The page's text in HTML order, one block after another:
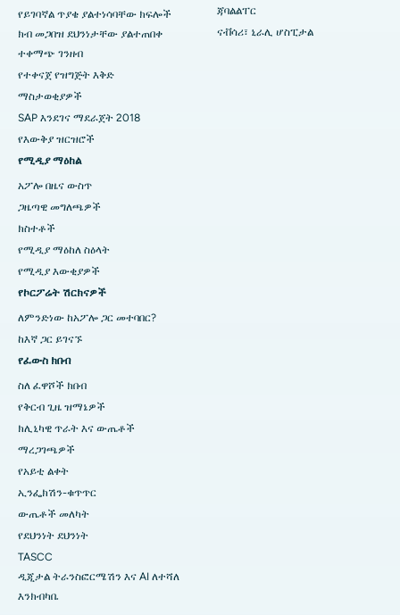
የይገባኛል ጥያቄ ያልተነሳባቸው ክፍሎች
ክብ መጋበዝ ደህንነታቸው ያልተጠበቀ
ተቀማጭ ገንዘብ
የተቀናጀ የዝግጅት እቅድ
ማስታወቂያዎች
SAP እንደገና ማደራጀት 2018
የእውቅያ ዝርዝሮች
የሚዲያ ማዕከል
አፖሎ በዜና ውስጥ
ጋዜጣዊ መግለጫዎች
ክስተቶች
የሚዲያ ማዕከለ ስዕላት
የሚዲያ እውቂያዎች
የኮርፖሬት ሽርክናዎች
ለምንድነው ከአፖሎ ጋር መተባበር?
ከእኛ ጋር ይገናኙ
የፈውስ ክበብ
ስለ ፈዋሾች ክበብ
የቅርብ ጊዜ ዝማኔዎች
ክሊኒካዊ ጥራት እና ውጤቶች
ማረጋገጫዎች
የአይቲ ልቀት
ኢንፌክሽን-ቁጥጥር
ውጤቶች መለካት
የደህንነት ደህንነት
TASCC
ዲጂታል ትራንስፎርሜሽን እና AI ለተሻለ
እንክብካቤ
ጃባልልፐር
ናቭሳሪ፣ ኒራሊ ሆስፒታል